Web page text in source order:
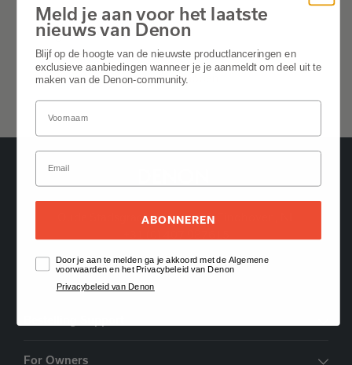
Algemeen
Alles uitklappen
Oude Stadsgracht 1, 5611DD Eindhoven, NL
Vind een dealer
For Owners
Meld je aan voor het laatste
nieuws van Denon
Blijf op de hoogte van de nieuwste productlanceringen en
exclusieve aanbiedingen wanneer je je aanmeldt om deel uit te
maken van de Denon-community.
ABONNEREN
Door je aan te melden ga je akkoord met de Algemene
voorwaarden en het Privacybeleid van Denon
Privacybeleid van Denon